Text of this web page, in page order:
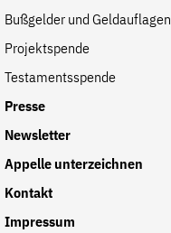
Bußgelder und Geldauflagen
Projektspende
Testamentsspende
Presse
Newsletter
Appelle unterzeichnen
Kontakt
Impressum